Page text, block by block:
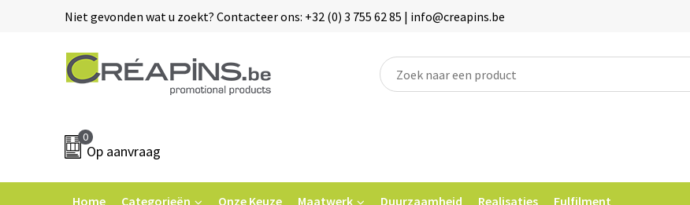
Niet gevonden wat u zoekt? Contacteer ons: +32 (0) 3 755 62 85 | info@creapins.be
0
Op aanvraag
Home Categorieën Onze Keuze Maatwerk Duurzaamheid Realisaties Fulfilment